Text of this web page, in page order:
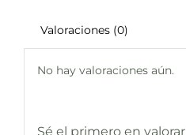
Valoraciones (0)
No hay valoraciones aún.
Sé el primero en